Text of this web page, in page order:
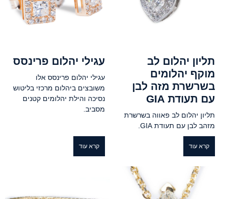
תליון יהלום לב
מוקף יהלומים
בשרשרת מזה לבן
עם תעודת GIA
תליון יהלום לב פאווה בשרשרת
מזהב לבן עם תעודת GIA.
קרא עוד
עגילי יהלום פרינסס
עגילי יהלום פרינסס אלו
משובצים ביהלום מרכזי בליטוש
נסיכה והילת יהלומים קטנים
מסביב.
קרא עוד